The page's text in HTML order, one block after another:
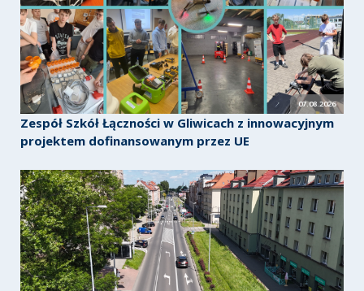
07.08.2026
Zespół Szkół Łączności w Gliwicach z innowacyjnym
projektem dofinansowanym przez UE